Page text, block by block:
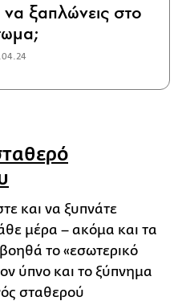
να ξαπλώνεις στο
και να ξυπνάτε
μέρα – ακόμα και τα
το «εσωτερικό
ύπνο και το ξύπνημα
σταθερού